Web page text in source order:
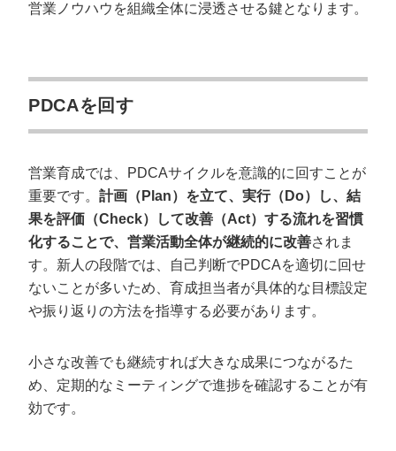
営業ノウハウを組織全体に浸透させる鍵となります。
PDCAを回す
営業育成では、PDCAサイクルを意識的に回すことが
重要です。 計画（Plan）を立て、実行（Do）し、結
果を評価（Check）して改善（Act）する流れを習慣
化することで、営業活動全体が継続的に改善されま
す。新人の段階では、自己判断でPDCAを適切に回せ
ないことが多いため、育成担当者が具体的な目標設定
や振り返りの方法を指導する必要があります。
小さな改善でも継続すれば大きな成果につながるた
め、定期的なミーティングで進捗を確認することが有
効です。